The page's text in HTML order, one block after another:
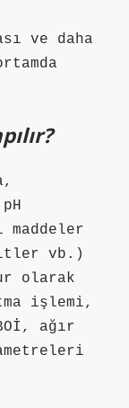
ve daha
maddeler
vb.)
olarak
işlemi,
ağır